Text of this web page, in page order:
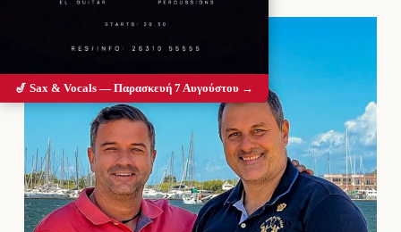
🎷 Sax & Vocals — Παρασκευή 7 Αυγούστου →